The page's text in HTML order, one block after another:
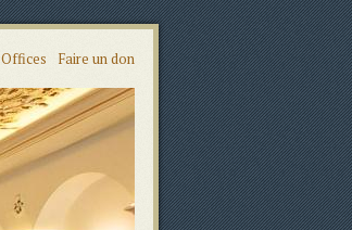
Offices Faire un don